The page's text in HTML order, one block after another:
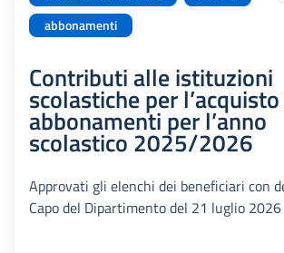
abbonamenti
Contributi alle istituzioni
scolastiche per
abbonamenti per l’anno
scolastico 2025/2026
Approvati gli elenchi dei beneficiari con
Capo del Dipartimento del 21 luglio 2026